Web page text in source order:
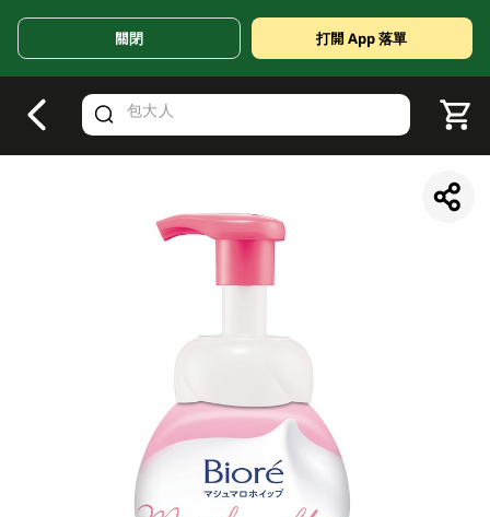
Valid Until 30 June 2026
關閉 打開 App 落單